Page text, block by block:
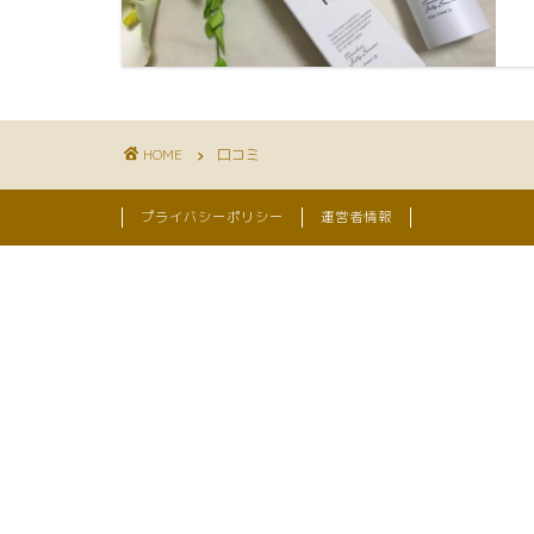
HOME 口コミ
プライバシーポリシー 運営者情報